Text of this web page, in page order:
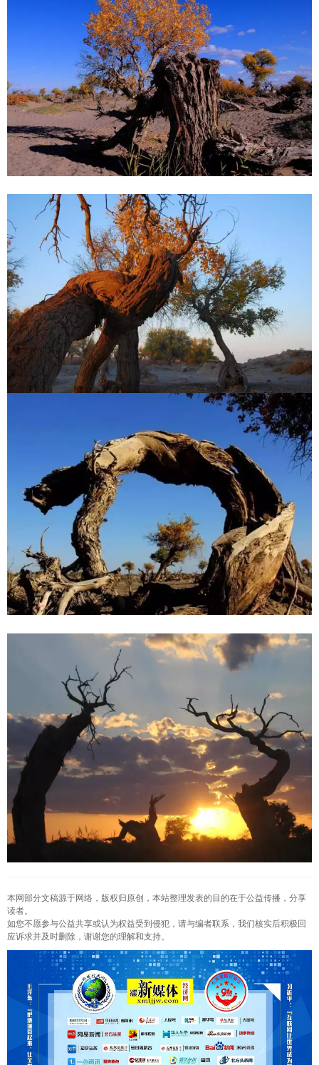
本网部分文稿源于网络，版权归原创，本站整理发表的目的在于公益传播，分享
读者。
如您不愿参与公益共享或认为权益受到侵犯，请与编者联系，我们核实后积极回
应诉求并及时删除，谢谢您的理解和支持。